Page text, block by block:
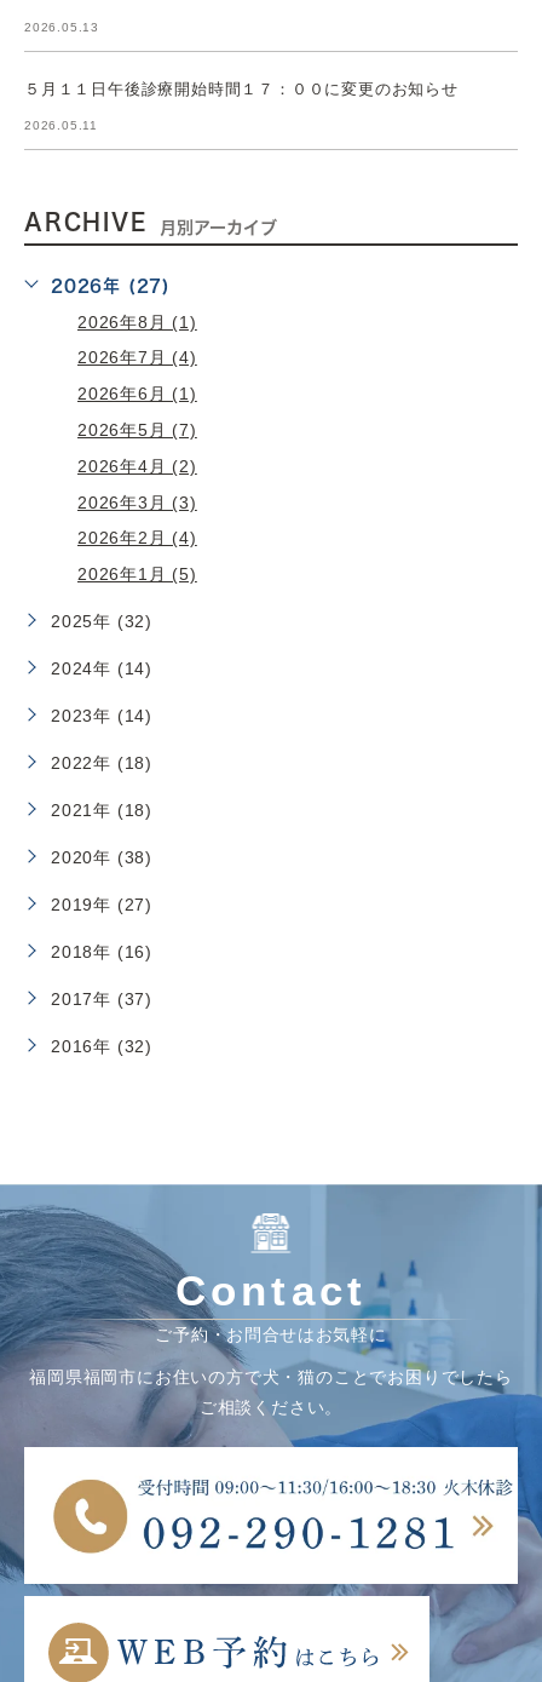
2026.05.13
５月１１日午後診療開始時間１７：００に変更のお知らせ
2026.05.11
ARCHIVE 月別アーカイブ
2026年 (27)
2026年8月 (1)
2026年7月 (4)
2026年6月 (1)
2026年5月 (7)
2026年4月 (2)
2026年3月 (3)
2026年2月 (4)
2026年1月 (5)
2025年 (32)
2024年 (14)
2023年 (14)
2022年 (18)
2021年 (18)
2020年 (38)
2019年 (27)
2018年 (16)
2017年 (37)
2016年 (32)
Contact
ご予約・お問合せはお気軽に
福岡県福岡市にお住いの方で犬・猫のことでお困りでしたら
ご相談ください。